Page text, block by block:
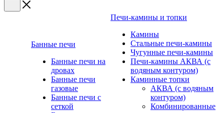
Банные печи
Банные печи на
дровах
Банные печи
газовые
Банные печи с
сеткой
Печи-камины и топки
Камины
Стальные печи-камины
Чугунные печи-камины
Печи-камины АКВА (с
водяным контуром)
Каминные топки
АКВА (с водяным
контуром)
Комбинированные